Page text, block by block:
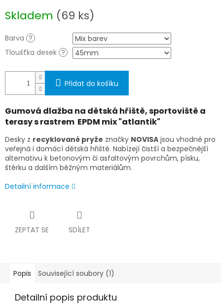
cena:
Skladem (69 ks)
Barva ?
Tloušťka desek ?
Přidat do košíku
Gumová dlažba na dětská hřiště, sportoviště a
terasy s rastrem EPDM mix "atlantik"
Desky z recyklované pryže značky NOVISA jsou vhodné pro
veřejná i domácí dětská hřiště. Nabízejí čistší a bezpečnější
alternativu k betonovým či asfaltovým povrchům, písku,
štěrku a dalším běžným materiálům.
Detailní informace
ZEPTAT SE SDÍLET
Popis Související soubory (1)
Detailní popis produktu